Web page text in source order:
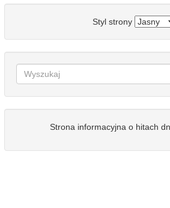
Styl strony
Strona informacyjna o hitach